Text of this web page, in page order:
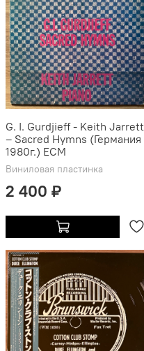
G. I. Gurdjieff - Keith Jarrett
– Sacred Hymns (Германия
1980г.) ECM
Виниловая пластинка
2 400 ₽